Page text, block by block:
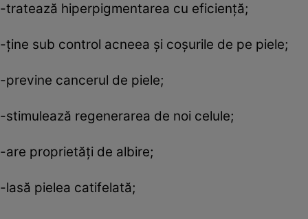
-tratează hiperpigmentarea cu eficienţă;
-ţine sub control acneea şi coşurile de pe piele;
-previne cancerul de piele;
-stimulează regenerarea de noi celule;
-are proprietăţi de albire;
-lasă pielea catifelată;